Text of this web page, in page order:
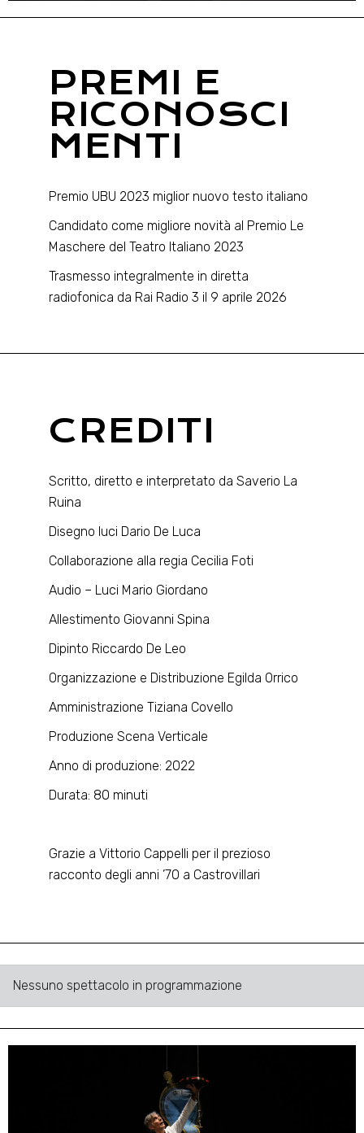
PREMI E
RICONOSCI
MENTI
Premio UBU 2023 miglior nuovo testo italiano
Candidato come migliore novità al Premio Le
Maschere del Teatro Italiano 2023
Trasmesso integralmente in diretta
radiofonica da Rai Radio 3 il 9 aprile 2026
CREDITI
Scritto, diretto e interpretato da Saverio La
Ruina
Disegno luci Dario De Luca
Collaborazione alla regia Cecilia Foti
Audio – Luci Mario Giordano
Allestimento Giovanni Spina
Dipinto Riccardo De Leo
Organizzazione e Distribuzione Egilda Orrico
Amministrazione Tiziana Covello
Produzione Scena Verticale
Anno di produzione: 2022
Durata: 80 minuti
Grazie a Vittorio Cappelli per il prezioso
racconto degli anni ’70 a Castrovillari
Nessuno spettacolo in programmazione